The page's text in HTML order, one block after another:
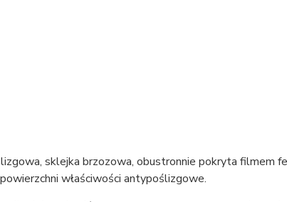
sklejka brzozowa, obustronnie pokryta filmem
właściwości antypoślizgowe.